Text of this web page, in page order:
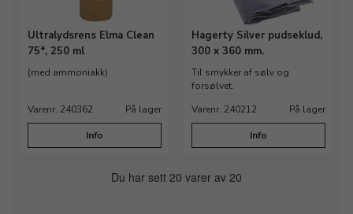
Ultralydsrens Elma Clean
75*, 250 ml
(med ammoniakk)
Varenr. 240362 På lager
Info
Hagerty Silver pudseklud,
300 x 360 mm.
Til smykker af sølv og
forsølvet.
Varenr. 240212
På lager
Info
Du har sett 20 varer av 20